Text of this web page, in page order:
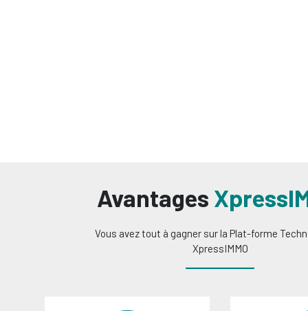
Avantages
Vous avez tout à gagner sur la Plat-forme
XpressIMMO